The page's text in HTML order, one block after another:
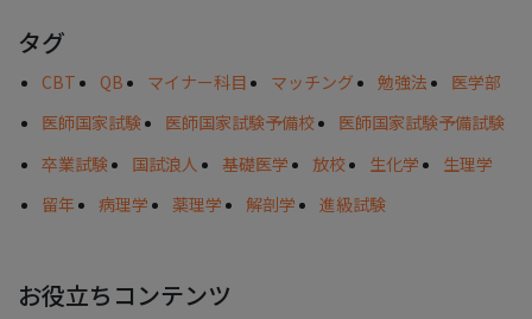
タグ
CBT QB マイナー科目 マッチング 勉強法
医学部
医師国家試験
医師国家試験予備校
医師国家試験予備試験
卒業試験
国試浪人 基礎医学 放校 生化学
生理学
留年
病理学 薬理学 解剖学 進級試験
お役立ちコンテンツ